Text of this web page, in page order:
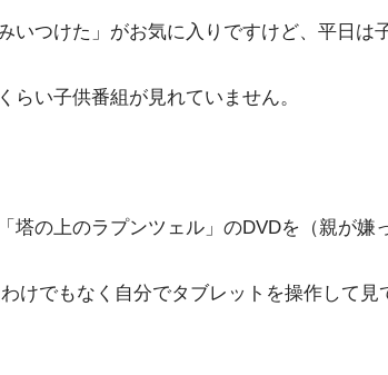
つけた」がお気に入りですけど、平日は
い子供番組が見れていません。
の上のラプンツェル」のDVDを（親が嫌
けでもなく自分でタブレットを操作して見